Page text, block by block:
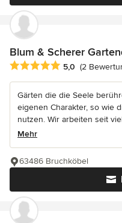
Blum & Scherer
Durchschnittliche
5,0 (2
Gärten die die Seele
eigenen Charakter, so wie
nutzen. Wir arbeiten seit
Mehr
63486 Bruchköbel